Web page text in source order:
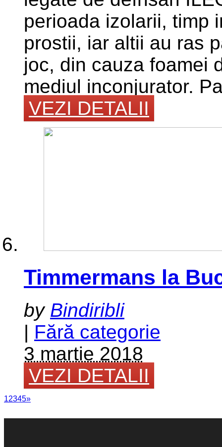
perioada izolarii, timp
prostii, iar altii au ras
joc, din cauza foamei
mediul inconjurator.
VEZI DETALII
Timmermans la
by Bindiribli
| Fără categorie
3 martie 2018
VEZI DETALII
12345»